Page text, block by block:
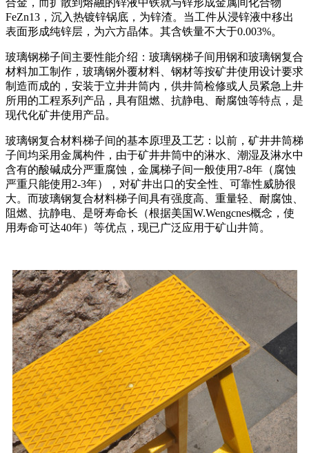
FeZn13，沉入热镀锌锅底，为锌渣。当工件从浸锌液中移出
表面形成纯锌层，为六方晶体。其含铁量不大于0.003%。
玻璃钢梯子间主要性能介绍：玻璃钢梯子间用钢和玻璃钢复合
材料加工制作，玻璃钢外覆材料、钢材等按矿井使用设计要求
制造而成的，安装于立井井筒内，供井筒检修或人员紧急上井
所用的工程系列产品，具有阻燃、抗静电、耐腐蚀等特点，是
现代化矿井使用产品。
玻璃钢复合材料梯子间的基本原理及工艺：以前，矿井井筒梯
子间均采用金属构件，由于矿井井筒中的淋水、潮湿及淋水中
含有的酸碱成分严重腐蚀，金属梯子间一般使用7-8年（腐蚀
严重只能使用2-3年），对矿井出口的安全性、可靠性威胁很
大。而玻璃钢复合材料梯子间具有强度高、重量轻、耐腐蚀、
阻燃、抗静电、是呀寿命长（根据美国W.Wengcnes概念，使
用寿命可达40年）等优点，现已广泛应用于矿山井筒。